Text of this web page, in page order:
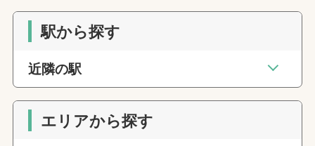
駅から探す
近隣の駅
エリアから探す